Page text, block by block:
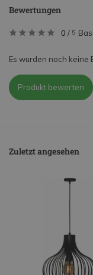
Bewertungen
0 / 5
Es wurden noch
Produkt bewerten
Zuletzt angesehen